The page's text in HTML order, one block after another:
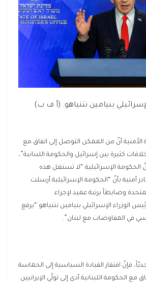
بنيامين نتنياهو. (أ ف ب)
أنّ من الممكن التوصل إلى اتفاق مع
خلافات كثيرة بين إسرائيل والحكومة اللبنانية”،
الحكومة الإسرائيلية “لا تستغل هذه
أمنية بأنّ “الحكومة الإسرائيلية أرسلت
وضابطاً برتبة عميد لإجراء
الوزراء الإسرائيلي بنيامين نتنياهو “برفع
في المفاوضات مع لبنان”.
فإنّ افتقار القيادة السياسية إلى الحماسة
مع الحكومة اللبنانية أدى إلى تولّي الإيرانيين